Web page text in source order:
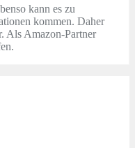
kann es zu
kommen. Daher
Als Amazon-Partner